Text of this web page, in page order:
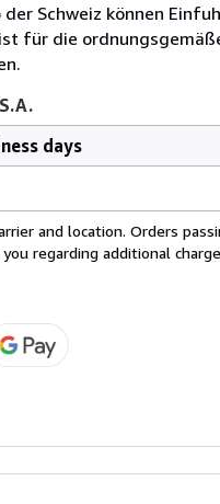
Schweiz können
für die
days
and location. Orders
regarding additional